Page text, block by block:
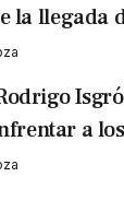
la llegada
a